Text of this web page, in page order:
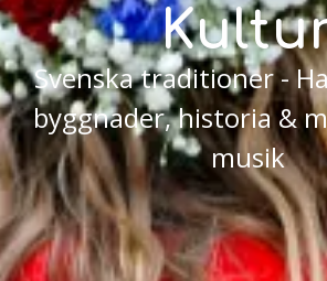
Svenska traditioner -
byggnader, historia &
musik